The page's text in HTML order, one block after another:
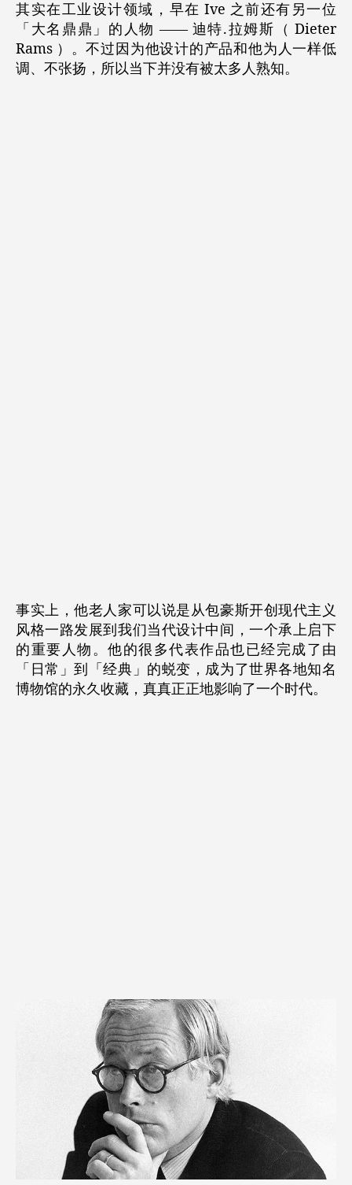
其实在工业设计领域，早在 Ive 之前还有另一位
「大名鼎鼎」的人物 —— 迪特.拉姆斯（ Dieter
Rams ）。不过因为他设计的产品和他为人一样低
调、不张扬，所以当下并没有被太多人熟知。
事实上，他老人家可以说是从包豪斯开创现代主义
风格一路发展到我们当代设计中间，一个承上启下
的重要人物。他的很多代表作品也已经完成了由
「日常」到「经典」的蜕变，成为了世界各地知名
博物馆的永久收藏，真真正正地影响了一个时代。